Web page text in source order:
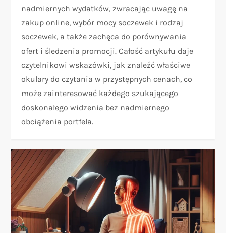
nadmiernych wydatków, zwracając uwagę na
zakup online, wybór mocy soczewek i rodzaj
soczewek, a także zachęca do porównywania
ofert i śledzenia promocji. Całość artykułu daje
czytelnikowi wskazówki, jak znaleźć właściwe
okulary do czytania w przystępnych cenach, co
może zainteresować każdego szukającego
doskonałego widzenia bez nadmiernego
obciążenia portfela.